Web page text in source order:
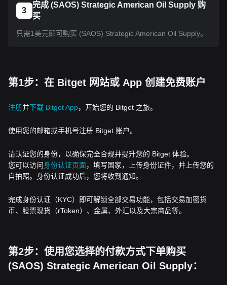
3
完成 (SAOS) Strategic American Oil Supply 购
买
只需1美元即可购买 (SAOS) Strategic American Oil Supply。
第1步：在 Bitget 网站或 App 创建免费账户
注册并下载 Bitget App，开始您的 Bitget 之旅。
使用您的邮箱或手机号注册 Bitget 账户。
请认证您的身份，以确保完全合规并提升您的 Bitget 体验。
您可以访问身份认证页面，填写国家，上传身份证件，并上传您的
自拍照。身份认证成功后，您将收到通知。
完成身份认证（KYC）即可解锁全部交易功能，包括交易加密货
币、股票现货（rToken）、金属、外汇以及大宗商品等。
第2步：使用您选择的付款方式下单购买
(SAOS) Strategic American Oil Supply：